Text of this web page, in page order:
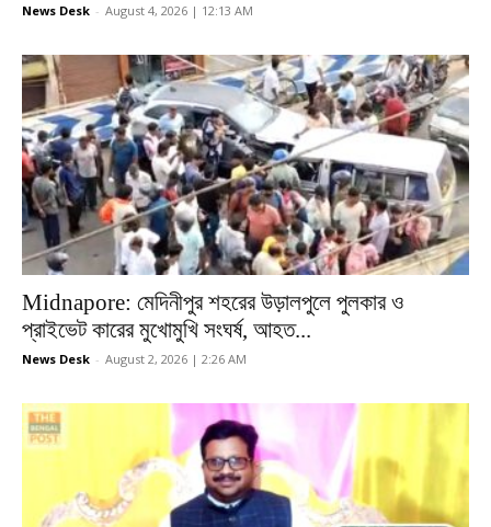
News Desk - August 4, 2026 | 12:13 AM
Midnapore: মেদিনীপুর শহরের উড়ালপুলে পুলকার ও
প্রাইভেট কারের মুখোমুখি সংঘর্ষ, আহত...
News Desk - August 2, 2026 | 2:26 AM